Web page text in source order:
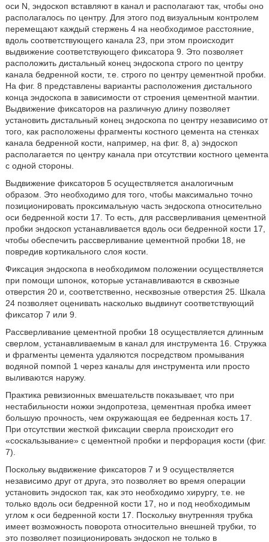
оси N, эндоскоп вставляют в канал и располагают так, чтобы оно
располагалось по центру. Для этого под визуальным контролем
перемещают каждый стержень 4 на необходимое расстояние,
вдоль соответствующего канала 23, при этом происходит
выдвижение соответствующего фиксатора 9. Это позволяет
расположить дистальный конец эндоскопа строго по центру
канала бедренной кости, т.е. строго по центру цементной пробки.
На фиг. 8 представлены варианты расположения дистального
конца эндоскопа в зависимости от строения цементной мантии.
Выдвижение фиксаторов на различную длину позволяет
установить дистальный конец эндоскопа по центру независимо от
того, как расположены фрагменты костного цемента на стенках
канала бедренной кости, например, на фиг. 8, а) эндоскоп
располагается по центру канала при отсутствии костного цемента
с одной стороны.
Выдвижение фиксаторов 5 осуществляется аналогичным
образом. Это необходимо для того, чтобы максимально точно
позиционировать проксимальную часть эндоскопа относительно
оси бедренной кости 17. То есть, для рассверливания цементной
пробки эндоскоп устанавливается вдоль оси бедренной кости 17,
чтобы обеспечить рассверливание цементной пробки 18, не
повредив кортикального слоя кости.
Фиксация эндоскопа в необходимом положении осуществляется
при помощи шпонок, которые устанавливаются в сквозные
отверстия 20 и, соответственно, несквозные отверстия 25. Шкала
24 позволяет оценивать насколько выдвинут соответствующий
фиксатор 7 или 9.
Рассверливание цементной пробки 18 осуществляется длинным
сверлом, устанавливаемым в канал для инструмента 16. Стружка
и фрагменты цемента удаляются посредством промывания
водяной помпой 1 через каналы для инструмента или просто
выливаются наружу.
Практика ревизионных вмешательств показывает, что при
нестабильности ножки эндопротеза, цементная пробка имеет
большую прочность, чем окружающая ее бедренная кость 17.
При отсутствии жесткой фиксации сверла происходит его
«соскальзывание» с цементной пробки и перфорация кости (фиг.
7).
Поскольку выдвижение фиксаторов 7 и 9 осуществляется
независимо друг от друга, это позволяет во время операции
установить эндоскоп так, как это необходимо хирургу, т.е. не
только вдоль оси бедренной кости 17, но и под необходимым
углом к оси бедренной кости 17. Поскольку внутренняя трубка
имеет возможность поворота относительно внешней трубки, то
это позволяет позиционировать эндоскоп не только в